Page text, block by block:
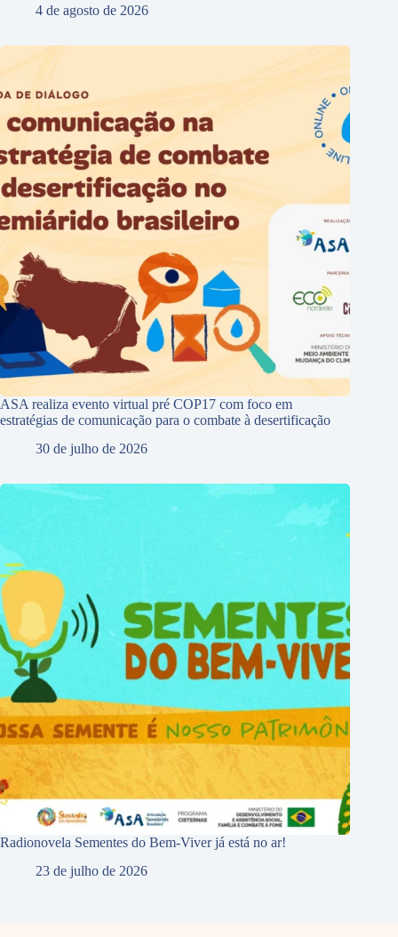
4 de agosto de 2026
ASA realiza evento virtual pré COP17 com foco em
estratégias de comunicação para o combate à desertificação
30 de julho de 2026
Radionovela Sementes do Bem-Viver já está no ar!
23 de julho de 2026